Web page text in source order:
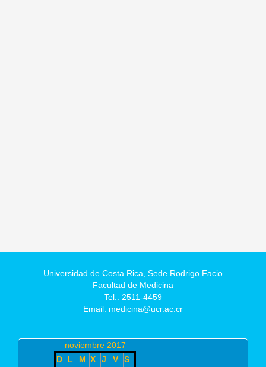
Universidad de Costa Rica, Sede Rodrigo Facio
Facultad de Medicina
Tel.: 2511-4459
Email: medicina@ucr.ac.cr
noviembre 2017
D
L M X J V
S